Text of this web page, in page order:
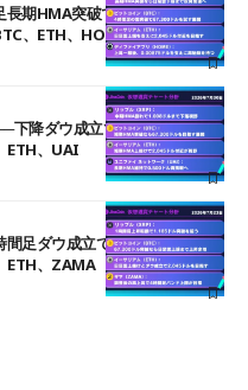
期HMA突破で雲下端を目指す
、ETH、HOME
下降ダウ成立で下値追う展開
ETH、UAI
足ダウ成立で1.185ドルを狙う
ETH、ZAMA